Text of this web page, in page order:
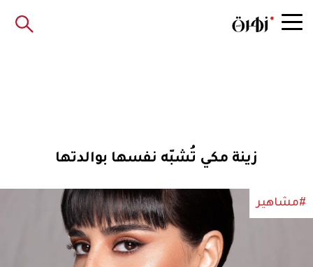
زينة مكي تُشبّه نفسها بوالدتها
#مشاهير